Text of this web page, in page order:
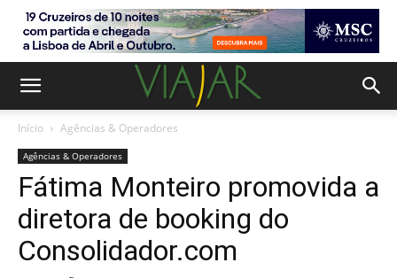
Início Agências & Operadores
Agências & Operadores
Fátima Monteiro promovida a
diretora de booking do
Consolidador.com